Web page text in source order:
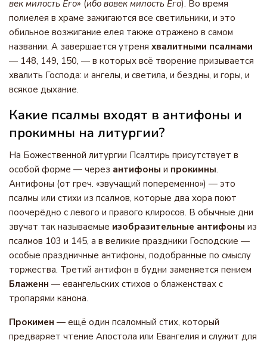
век милость Его» (ибо вовек милость Его). Во время
полиелея в храме зажигаются все светильники, и это
обильное возжигание елея также отражено в самом
названии. А завершается утреня хвалитными псалмами
— 148, 149, 150, — в которых всё творение призывается
хвалить Господа: и ангелы, и светила, и бездны, и горы, и
всякое дыхание.
Какие псалмы входят в антифоны и
прокимны на литургии?
На Божественной литургии Псалтирь присутствует в
особой форме — через антифоны и прокимны.
Антифоны (от греч. «звучащий попеременно») — это
псалмы или стихи из псалмов, которые два хора поют
поочерёдно с левого и правого клиросов. В обычные дни
звучат так называемые изобразительные антифоны из
псалмов 103 и 145, а в великие праздники Господские —
особые праздничные антифоны, подобранные по смыслу
торжества. Третий антифон в будни заменяется пением
Блаженн — евангельских стихов о блаженствах с
тропарями канона.
Прокимен — ещё один псаломный стих, который
предваряет чтение Апостола или Евангелия и служит для